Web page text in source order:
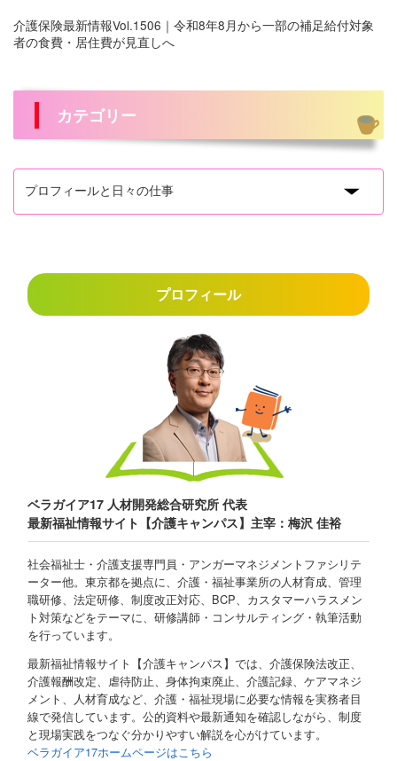
介護保険最新情報Vol.1506｜令和8年8月から一部の補足給付対象
者の食費・居住費が見直しへ
カテゴリー
プロフィール
ベラガイア17 人材開発総合研究所 代表
最新福祉情報サイト【介護キャンパス】主宰：梅沢 佳裕
社会福祉士・介護支援専門員・アンガーマネジメントファシリテ
ーター他。東京都を拠点に、介護・福祉事業所の人材育成、管理
職研修、法定研修、制度改正対応、BCP、カスタマーハラスメン
ト対策などをテーマに、研修講師・コンサルティング・執筆活動
を行っています。
最新福祉情報サイト【介護キャンパス】では、介護保険法改正、
介護報酬改定、虐待防止、身体拘束廃止、介護記録、ケアマネジ
メント、人材育成など、介護・福祉現場に必要な情報を実務者目
線で発信しています。公的資料や最新通知を確認しながら、制度
と現場実践をつなぐ分かりやすい解説を心がけています。
ベラガイア17ホームページはこちら